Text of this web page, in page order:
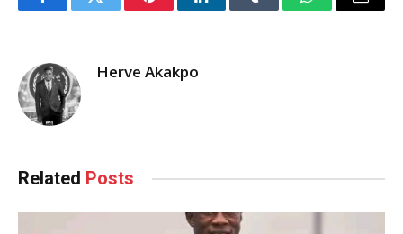
FacebookTwitter PinterestLinkedInTumblr WhatsAppEmail
Herve Akakpo
Related Posts